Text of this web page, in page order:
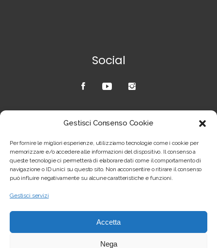
Gestisci Consenso Cookie
Per fornire le migliori esperienze, utilizziamo tecnologie come i cookie per
memorizzare e/o accedere alle informazioni del dispositivo. Il consenso a
queste tecnologie ci permetterà di elaborare dati come il comportamento di
navigazione o ID unici su questo sito. Non acconsentire o ritirare il consenso
può influire negativamente su alcune caratteristiche e funzioni.
Gestisci servizi
Accetta
Nega
Social
Credits
Copyright © Joel Giustozzi – sito realizzato
da scox.net–Privacy & Cookie Policy